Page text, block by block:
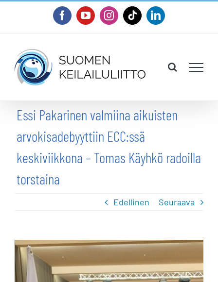
FacebookYouTubeInstagram
TiktokLinkedIn
Essi Pakarinen valmiina aikuisten
arvokisadebyyttiin ECC:ssä
keskiviikkona – Tomas Käyhkö radoilla
torstaina
Edellinen Seuraava
Katso
kuvaa
isompana